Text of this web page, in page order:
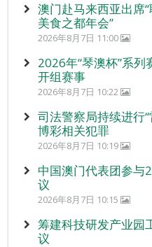
澳门赴马来西亚出席
美食之都年会”
2026年8月7日 11:00
2026年“琴澳杯”系
开组赛事
2026年8月7日 10:22
司法警察局持续进行
博彩相关犯罪
2026年8月7日 10:19
中国澳门代表团参与
议
2026年8月7日 10:15
筹建科技研发产业园
议